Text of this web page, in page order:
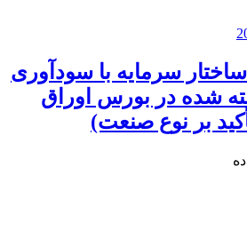
سرمایه با سودآوری
شده در بورس اوراق
بر نوع صنعت)